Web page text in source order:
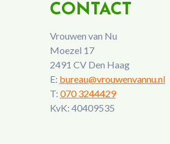
CONTACT
Vrouwen van Nu
Moezel 17
2491 CV Den Haag
E: bureau@vrouwenvannu.nl
T: 070 3244429
KvK: 40409535